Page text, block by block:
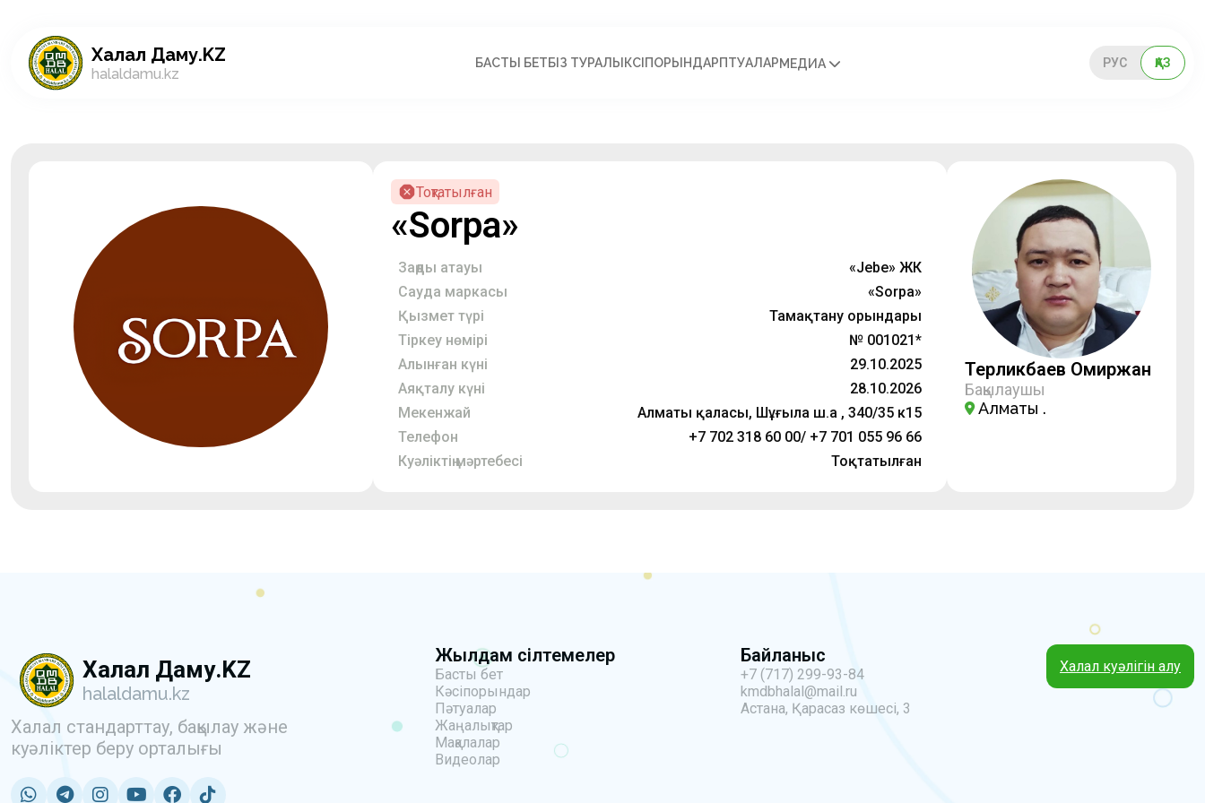
Халал Даму.KZ
halaldamu.kz
БАСТЫ БЕТБІЗ ТУРАЛЫ КӘСІПОРЫНДАРПӘТУАЛАРМЕДИА РУС ҚАЗ
Тоқтатылған
«Sorpa»
Заңды атауы
«Jebe» ЖК
Сауда маркасы
«Sorpa»
Қызмет түрі
Тамақтану орындары
Тіркеу нөмірі
№ 001021*
Алынған күні
29.10.2025
Аяқталу күні
28.10.2026
Мекенжай
Алматы қаласы, Шұғыла ш.а , 340/35 к15
Телефон
+7 702 318 60 00/ +7 701 055 96 66
Куәліктің мәртебесі
Тоқтатылған
Терликбаев Омиржан
Бақылаушы
Алматы қ.
Халал Даму.KZ
halaldamu.kz
Халал стандарттау, бақылау және
куәліктер беру орталығы
Жылдам сілтемелер
Басты бет
Кәсіпорындар
Пәтуалар
Жаңалықтар
Мақалалар
Видеолар
Байланыс
+7 (717) 299-93-84
kmdbhalal@mail.ru
Астана, Қарасаз көшесі, 3
Халал куәлігін алу